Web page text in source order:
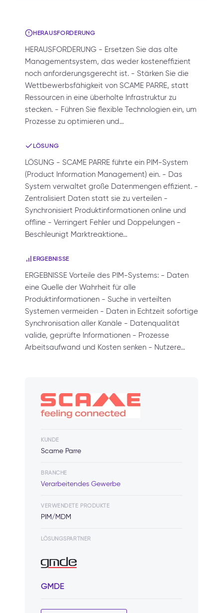
HERAUSFORDERUNG
HERAUSFORDERUNG - Ersetzen Sie das alte
Managementsystem, das weder kosteneffizient
noch anforderungsgerecht ist. - Stärken Sie die
Wettbewerbsfähigkeit von SCAME PARRE, statt
Ressourcen in eine überholte Infrastruktur zu
stecken. - Führen Sie flexible Technologien ein, um
Prozesse zu optimieren und…
LÖSUNG
LÖSUNG - SCAME PARRE führte ein PIM-System
(Product Information Management) ein. - Das
System verwaltet große Datenmengen effizient. -
Zentralisiert Daten statt sie zu verteilen -
Synchronisiert Produktinformationen online und
offline - Verringert Fehler und Doppelungen -
Beschleunigt Marktreaktione…
ERGEBNISSE
ERGEBNISSE Vorteile des PIM-Systems: - Daten
eine Quelle der Wahrheit für alle
Produktinformationen - Suche in verteilten
Systemen vermeiden - Daten in Echtzeit sofortige
Synchronisation aller Kanäle - Datenqualität
valide, geprüfte Informationen - Prozesse
Arbeitsaufwand und Kosten senken - Nutzere…
KUNDE
Scame Parre
BRANCHE
Verarbeitendes Gewerbe
VERWENDETE PRODUKTE
PIM/MDM
LÖSUNGSPARTNER
GMDE